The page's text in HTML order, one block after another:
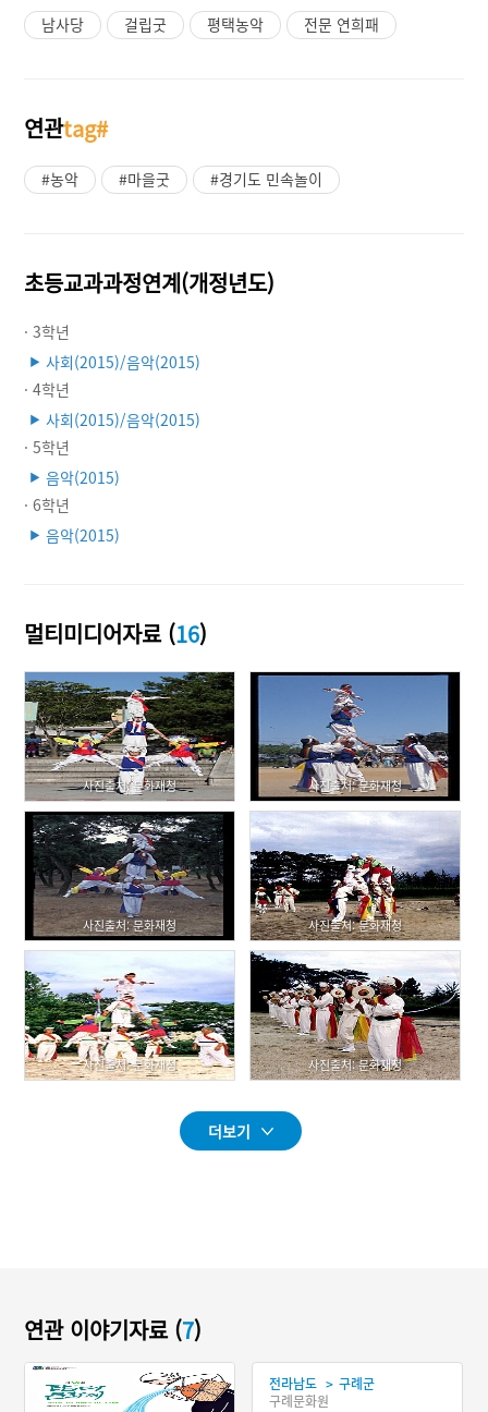
남사당 걸립굿 평택농악 전문 연희패
연관tag#
#농악 #마을굿 #경기도 민속놀이
초등교과과정연계(개정년도)
· 3학년
▶ 사회(2015)/음악(2015)
· 4학년
▶ 사회(2015)/음악(2015)
· 5학년
▶ 음악(2015)
· 6학년
▶ 음악(2015)
멀티미디어자료 (16)
사진출처: 문화재청 사진출처: 문화재청
사진출처: 문화재청 사진출처: 문화재청
사진출처: 문화재청 사진출처: 문화재청
더보기
연관 이야기자료 (7)
전라남도 > 구례군
구례문화원